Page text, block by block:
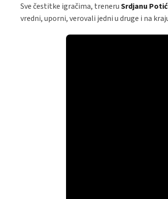
Sve čestitke igračima, treneruSrdjanu
vredni, uporni, verovali jedni u druge i na